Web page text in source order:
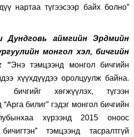
нартаа түгээсээр байх болно”
Дундговь аймгийн Эрдмийн
монгол хэл, бичгийн
“Энэ тэмцээнд монгол бичгийн
хүүхдүүдээ оролцуулж байна.
бичгийг хөгжүүлэх, түгээн
билиг” гэдэг монгол бичгийн
хүрээнд 2015 оноос
тэмцээнд тасралтгүй